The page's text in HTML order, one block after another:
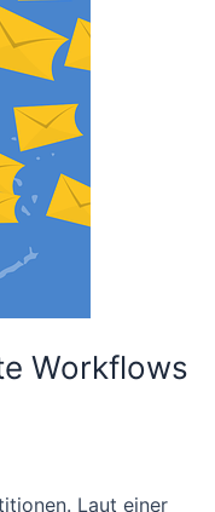
Workflows
Laut einer